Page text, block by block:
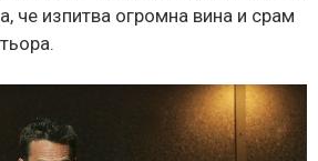
че изпитва огромна вина и срам